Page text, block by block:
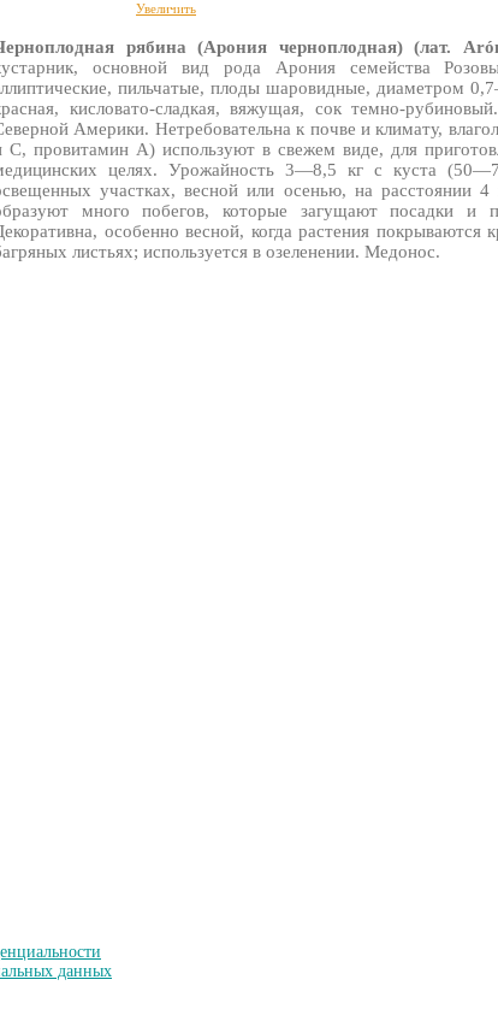
Увеличить
рябина (Арония черноплодная) (лат.
основной вид рода Арония семейства
пильчатые, плоды шаровидные, диаметром
кисловато-сладкая, вяжущая, сок темно-
Америки. Нетребовательна к почве и климату,
С, провитамин А) используют в свежем виде, для
целях. Урожайность 3—8,5 кг с куста
участках, весной или осенью, на
много побегов, которые загущают посадки и
особенно весной, когда растения
листьях; используется в озеленении. Медонос.
данных